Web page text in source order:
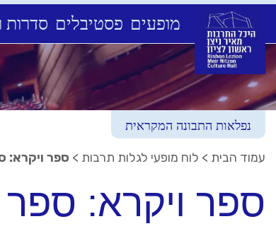
Skip
to
content
מופעים פסטיבלים סדרות
נפלאות התבונה המקראית
עמוד הבית > לוח מופעי לגלות תרבות > ספר ויקרא:
ספר ויקרא: